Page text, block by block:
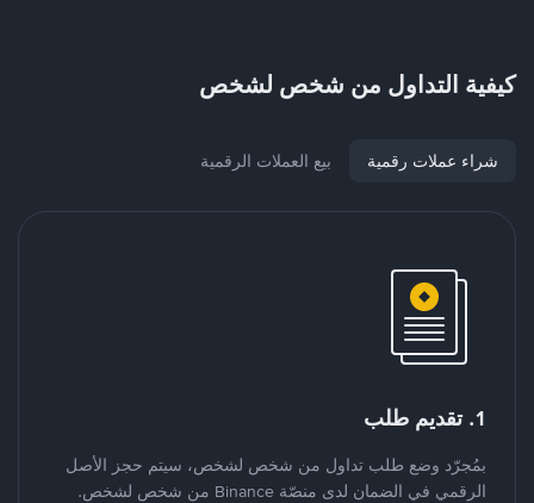
كيفية التداول من شخص لشخص
شراء عملات رقمية بيع العملات الرقمية
1. تقديم طلب
بمُجرّد وضع طلب تداول من شخص لشخص، سيتم حجز الأصل
الرقمي في الضمان لدى منصّة Binance من شخص لشخص.